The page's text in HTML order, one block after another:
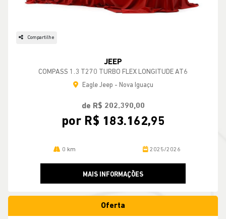
Compartilhe
JEEP
COMPASS 1.3 T270 TURBO FLEX LONGITUDE AT6
Eagle Jeep - Nova Iguaçu
de R$ 202.390,00
por R$ 183.162,95
0 km 2025/2026
MAIS INFORMAÇÕES
Oferta